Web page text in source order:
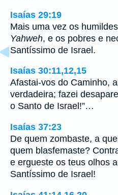
Isaías 29:19
Mais uma vez os
Yahweh, e os pobres e
Santíssimo de Israel.
Isaías 30:11,12,15
Afastai-vos do Caminho,
verdadeira; fazei
o Santo de Israel!”…
Isaías 37:23
De quem zombaste, a
quem blasfemaste?
e ergueste os teus olhos
Santíssimo de Israel!